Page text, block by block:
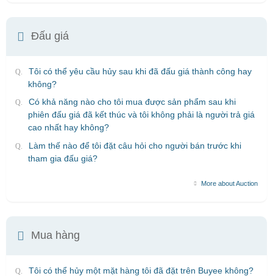
Đấu giá
Tôi có thể yêu cầu hủy sau khi đã đấu giá thành công hay
không?
Có khả năng nào cho tôi mua được sản phẩm sau khi
phiên đấu giá đã kết thúc và tôi không phải là người trả giá
cao nhất hay không?
Làm thế nào để tôi đặt câu hỏi cho người bán trước khi
tham gia đấu giá?
More about Auction
Mua hàng
Tôi có thể hủy một mặt hàng tôi đã đặt trên Buyee không?